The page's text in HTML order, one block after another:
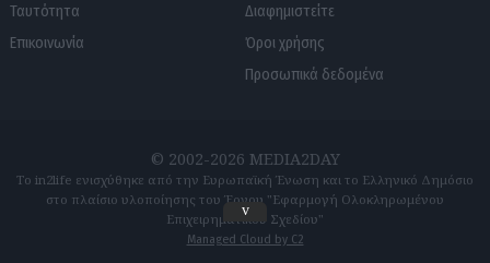
Ταυτότητα
Επικοινωνία
Διαφημιστείτε
Όροι χρήσης
Προσωπικά δεδομένα
© 2002-2026 MEDIA2DAY
Το in2life ενισχύθηκε από την Ευρωπαϊκή Ένωση και το Ελληνικό Δημόσιο
στο πλαίσιο υλοποίησης του Έργου "Εφαρμογή Ολοκληρωμένου
Επιχειρηματικού Σχεδίου"
Managed Cloud by C2
v